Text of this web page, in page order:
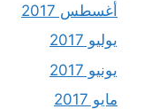
أغسطس 2017
يوليو 2017
يونيو 2017
مايو 2017